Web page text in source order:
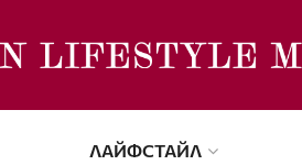
ЛАЙФСТАЙЛ